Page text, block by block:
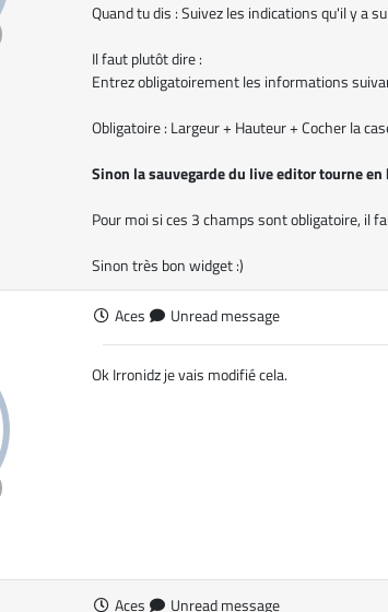
Quand tu dis : Suivez les indications qu'il y a
Il faut plutôt dire :
Entrez obligatoirement les informations
Obligatoire : Largeur + Hauteur + Cocher la
Sinon la sauvegarde du live editor tourne
Pour moi si ces 3 champs sont obligatoire, il
Sinon très bon widget :)
Aces Unread message
Ok Irronidz je vais modifié cela.
Aces Unread message